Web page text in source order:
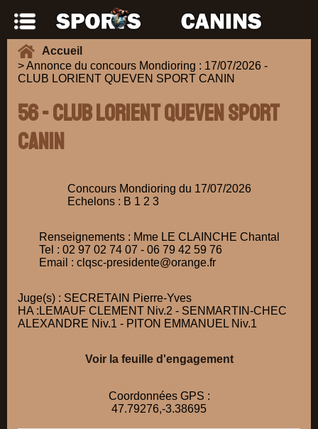
Accueil
> Annonce du concours Mondioring : 17/07/2026 -
CLUB LORIENT QUEVEN SPORT CANIN
56 - CLUB LORIENT QUEVEN SPORT
CANIN
Concours Mondioring du 17/07/2026
Echelons : B 1 2 3
Renseignements : Mme LE CLAINCHE Chantal
Tel : 02 97 02 74 07 - 06 79 42 59 76
Email : clqsc-presidente@orange.fr
Juge(s) : SECRETAIN Pierre-Yves
HA :LEMAUF CLEMENT Niv.2 - SENMARTIN-CHEC
ALEXANDRE Niv.1 - PITON EMMANUEL Niv.1
Voir la feuille d'engagement
Coordonnées GPS :
47.79276,-3.38695